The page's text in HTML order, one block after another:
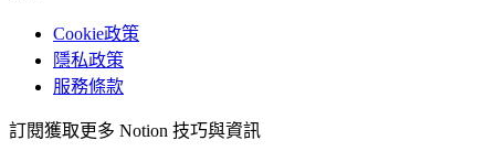
Cookie政策
隱私政策
服務條款
訂閱獲取更多 Notion 技巧與資訊